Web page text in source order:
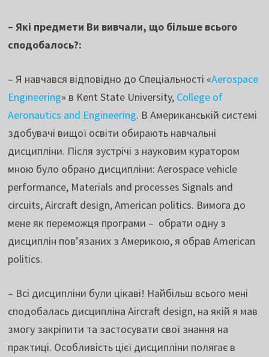
– Які предмети Ви вивчали, що більше всього
сподобалось?:
– Я навчався відповідно до Спеціальності «Aerospace
Engineering» в Kent State University, College of
Aeronautics and Engineering. В Американській системі
здобувачі вищої освіти обирають навчальні
дисципліни. Після зустрічі з науковим куратором
мною було обрано дисципліни: Aerospace vehicle
performance, Materials and processes Signals and
circuits, Aircraft design, American politics. Вимога до
мене як переможця програми – обрати одну з
дисциплін пов’язаних з Америкою, я обрав American
politics.
– Всі дисципліни були цікаві! Найбільш всього мені
сподобалась дисципліна Aircraft design, на якій я мав
змогу закріпити та застосувати свої знання на
практиці. Особливість цієї дисципліни полягає в